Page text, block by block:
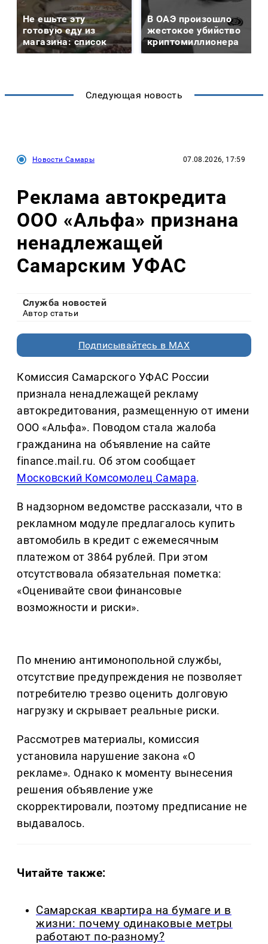
Не ешьте эту
готовую еду из
магазина: список
В ОАЭ произошло
жестокое убийство
криптомиллионера
Следующая новость
Новости Самары 07.08.2026, 17:59
Реклама автокредита
ООО «Альфа» признана
ненадлежащей
Самарским УФАС
Служба новостей
Автор статьи
Подписывайтесь в MAX
Комиссия Самарского УФАС России
признала ненадлежащей рекламу
автокредитования, размещенную от имени
ООО «Альфа». Поводом стала жалоба
гражданина на объявление на сайте
finance.mail.ru. Об этом сообщает
Московский Комсомолец Самара.
В надзорном ведомстве рассказали, что в
рекламном модуле предлагалось купить
автомобиль в кредит с ежемесячным
платежом от 3864 рублей. При этом
отсутствовала обязательная пометка:
«Оценивайте свои финансовые
возможности и риски».
По мнению антимонопольной службы,
отсутствие предупреждения не позволяет
потребителю трезво оценить долговую
нагрузку и скрывает реальные риски.
Рассмотрев материалы, комиссия
установила нарушение закона «О
рекламе». Однако к моменту вынесения
решения объявление уже
скорректировали, поэтому предписание не
выдавалось.
Читайте также:
Самарская квартира на бумаге и в
жизни: почему одинаковые метры
работают по-разному?